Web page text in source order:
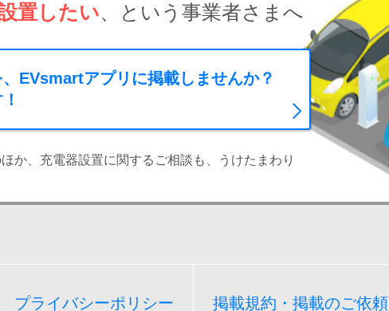
置したい、という事業者さまへ
EVsmartアプリに掲載しませんか？
か、充電器設置に関するご相談も、うけたまわり
プライバシーポリシー 掲載規約・掲載のご依頼